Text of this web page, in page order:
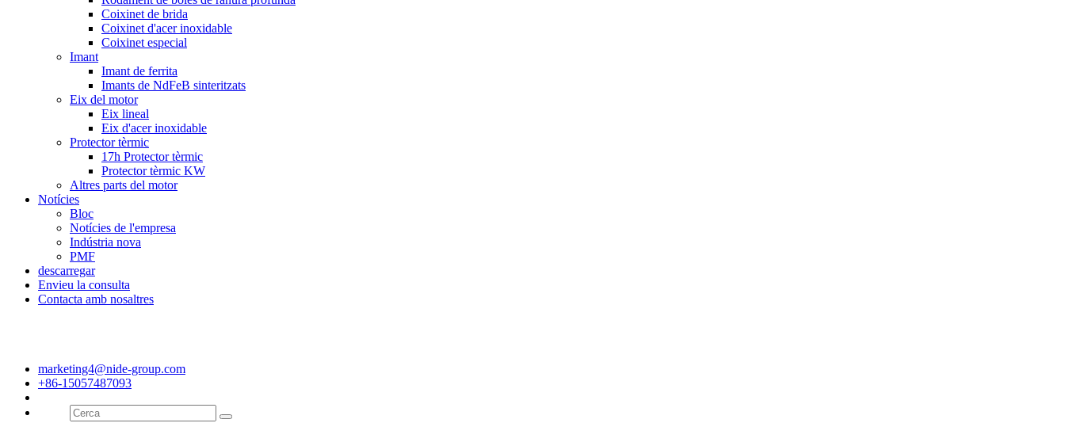
Coixinet de brida
Coixinet d'acer inoxidable
Coixinet especial
Imant
Imant de ferrita
Imants de NdFeB sinteritzats
Eix del motor
Eix lineal
Eix d'acer inoxidable
Protector tèrmic
17h Protector tèrmic
Protector tèrmic KW
Altres parts del motor
Notícies
Bloc
Notícies de l'empresa
Indústria nova
PMF
descarregar
Envieu la consulta
Contacta amb nosaltres
marketing4@nide-group.com
+86-15057487093